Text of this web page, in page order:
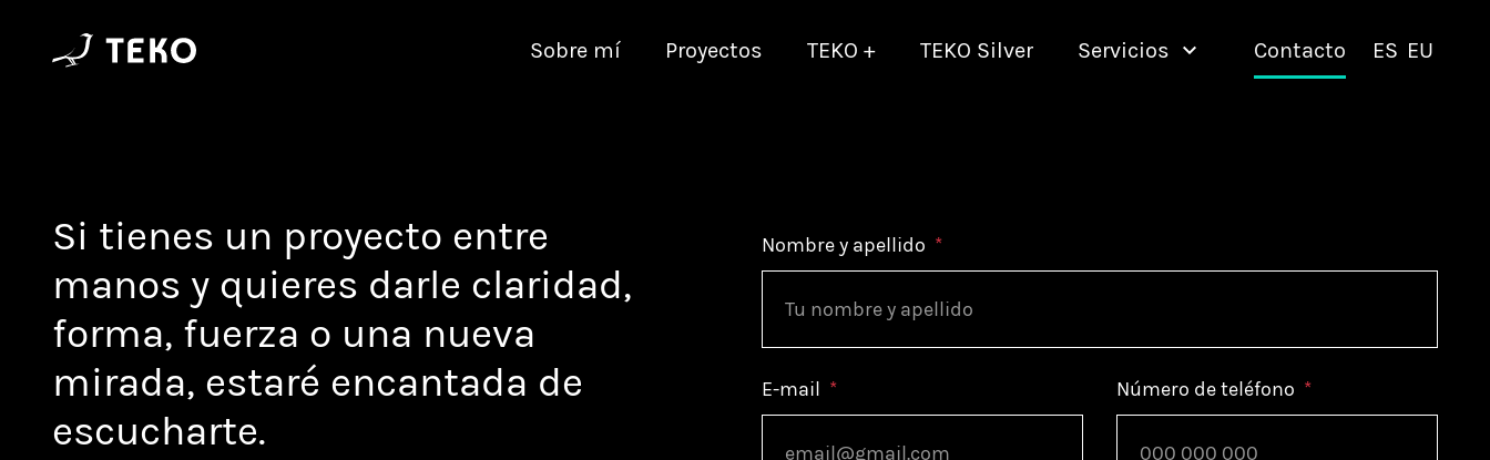
Sobre mí Proyectos TEKO + TEKO Silver Servicios Contacto ES EU
Si tienes un proyecto entre
manos y quieres darle claridad,
forma, fuerza o una nueva
mirada, estaré encantada de
escucharte.
Nombre y apellido *
E-mail * Número de teléfono *